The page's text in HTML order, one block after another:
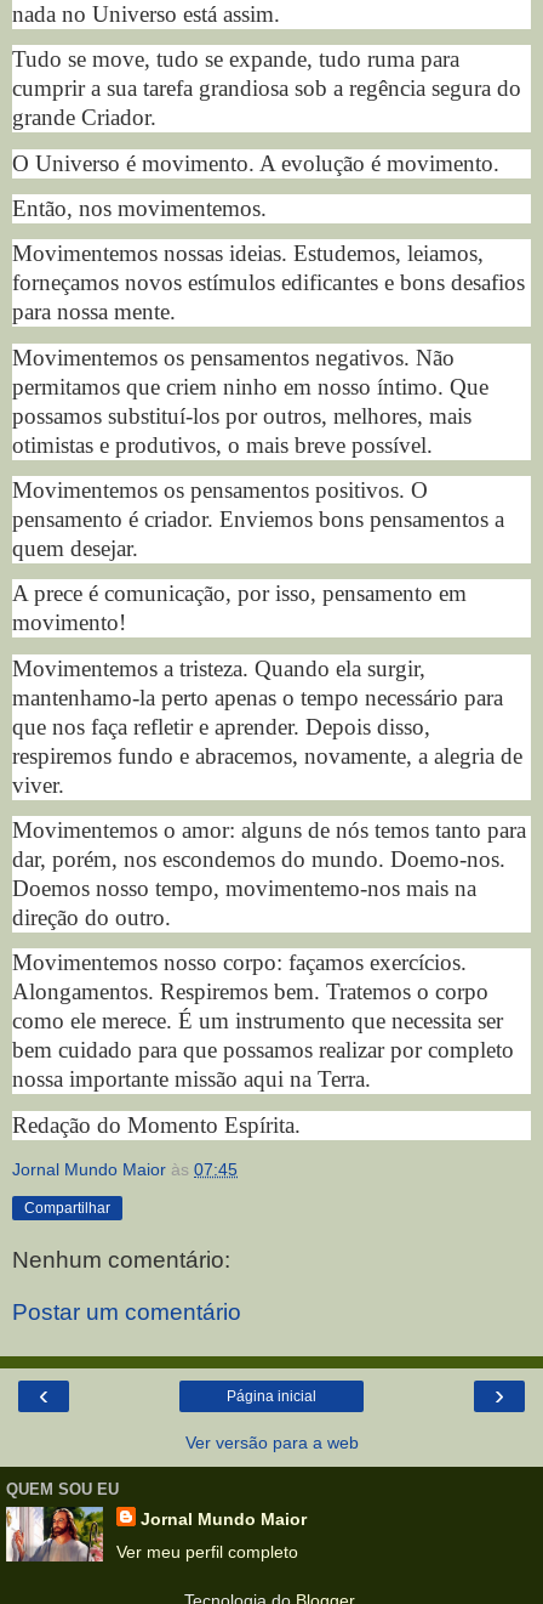
nada no Universo está assim.
Tudo se move, tudo se expande, tudo ruma para
cumprir a sua tarefa grandiosa sob a regência segura do
grande Criador.
O Universo é movimento. A evolução é movimento.
Então, nos movimentemos.
Movimentemos nossas ideias. Estudemos, leiamos,
forneçamos novos estímulos edificantes e bons desafios
para nossa mente.
Movimentemos os pensamentos negativos. Não
permitamos que criem ninho em nosso íntimo. Que
possamos substituí-los por outros, melhores, mais
otimistas e produtivos, o mais breve possível.
Movimentemos os pensamentos positivos. O
pensamento é criador. Enviemos bons pensamentos a
quem desejar.
A prece é comunicação, por isso, pensamento em
movimento!
Movimentemos a tristeza. Quando ela surgir,
mantenhamo-la perto apenas o tempo necessário para
que nos faça refletir e aprender. Depois disso,
respiremos fundo e abracemos, novamente, a alegria de
viver.
Movimentemos o amor: alguns de nós temos tanto para
dar, porém, nos escondemos do mundo. Doemo-nos.
Doemos nosso tempo, movimentemo-nos mais na
direção do outro.
Movimentemos nosso corpo: façamos exercícios.
Alongamentos. Respiremos bem. Tratemos o corpo
como ele merece. É um instrumento que necessita ser
bem cuidado para que possamos realizar por completo
nossa importante missão aqui na Terra.
Redação do Momento Espírita.
Jornal Mundo Maior às 07:45
Compartilhar
Nenhum comentário:
Postar um comentário
‹ ›
Página inicial
Ver versão para a web
QUEM SOU EU
Jornal Mundo Maior
Ver meu perfil completo